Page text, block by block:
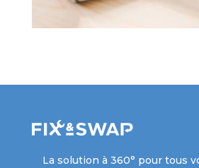
La solution à 360° pour tous